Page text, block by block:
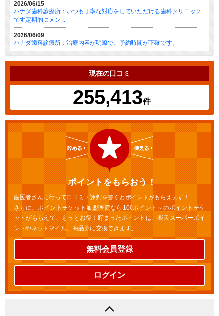
2026/06/15
ハナダ歯科診療所：いつも丁寧な対応をしていただける歯科クリニック
です定期的にメン ...
2026/06/09
ハナダ歯科診療所：治療内容が明瞭で、予約時間が正確です。
現在の口コミ
255,413件
ポイントをもらおう！
歯医者さんに行って口コミ・評判を書くとポイントがもらえます！
さらに、ポイントチケット加盟医院なら100ポイント～のポイントチケ
ットがもらえて、もっとお得！貯まったポイントは、楽天スーパーポイ
ントやネットマイル、商品券に交換できます。
無料会員登録
ログイン